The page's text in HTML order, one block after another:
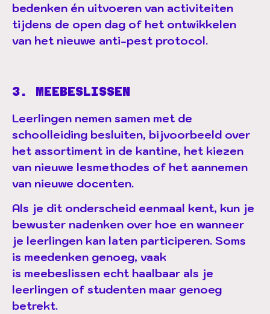
bedenken én uitvoeren van activiteiten
tijdens de open dag of het ontwikkelen
van het nieuwe anti-pest protocol.
3. MEEBESLISSEN
Leerlingen nemen samen met de
schoolleiding besluiten, bijvoorbeeld over
het assortiment in de kantine, het kiezen
van nieuwe lesmethodes of het aannemen
van nieuwe docenten.
Als je dit onderscheid eenmaal kent, kun je
bewuster nadenken over hoe en wanneer
je leerlingen kan laten participeren. Soms
is meedenken genoeg, vaak
is meebeslissen echt haalbaar als je
leerlingen of studenten maar genoeg
betrekt.